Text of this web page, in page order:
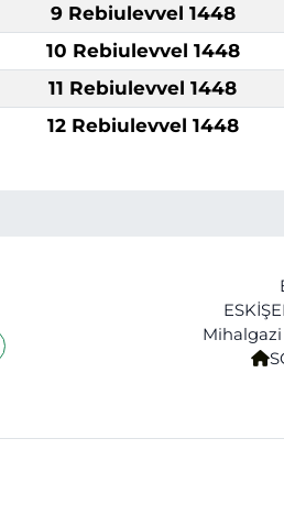
9 Rebiulevvel 1448
10 Rebiulevvel 1448
11 Rebiulevvel 1448
12 Rebiulevvel 1448
Mihalgazi